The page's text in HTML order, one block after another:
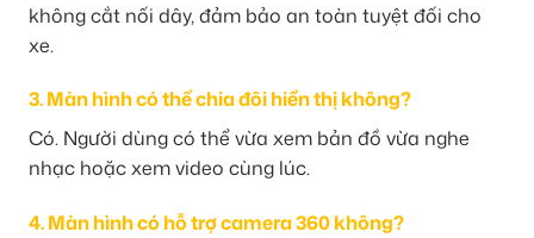
không cắt nối dây, đảm bảo an toàn tuyệt đối cho
xe.
3. Màn hình có thể chia đôi hiển thị không?
Có. Người dùng có thể vừa xem bản đồ vừa nghe
nhạc hoặc xem video cùng lúc.
4. Màn hình có hỗ trợ camera 360 không?